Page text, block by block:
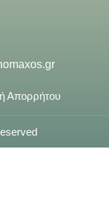
Απορρήτου